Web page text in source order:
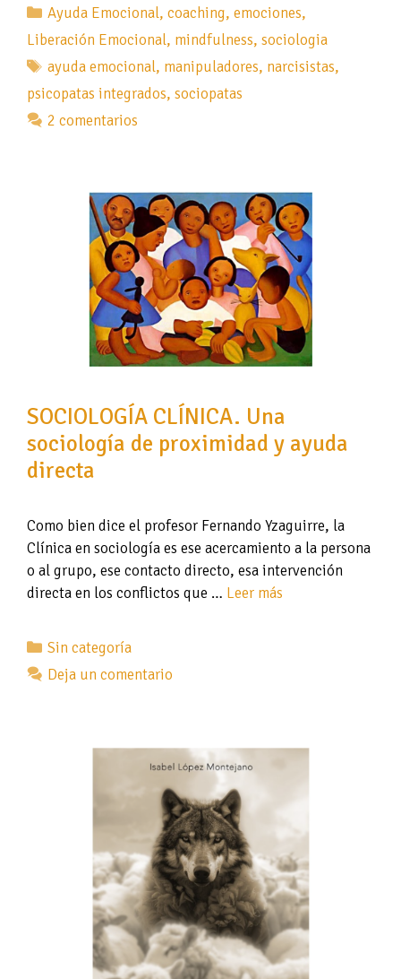
Categorías
Ayuda Emocional,coaching,emociones,
Liberación Emocional, mindfulness, sociologia
Etiquetas
ayuda emocional, manipuladores, narcisistas,
psicopatas integrados, sociopatas
2 comentarios
SOCIOLOGÍA CLÍNICA. Una
sociología de proximidad y ayuda
directa
Como bien dice el profesor Fernando Yzaguirre, la
Clínica en sociología es ese acercamiento a la persona
o al grupo, ese contacto directo, esa intervención
directa en los conflictos que … Leer más
Categorías
Sin categoría
Deja un comentario